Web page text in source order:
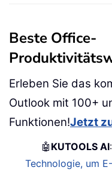
Beste Office-
Erleben Sie das
Outlook mit 100+
Funktionen!Jetzt
🤖 KUTOOLS AI:
Technologie, um